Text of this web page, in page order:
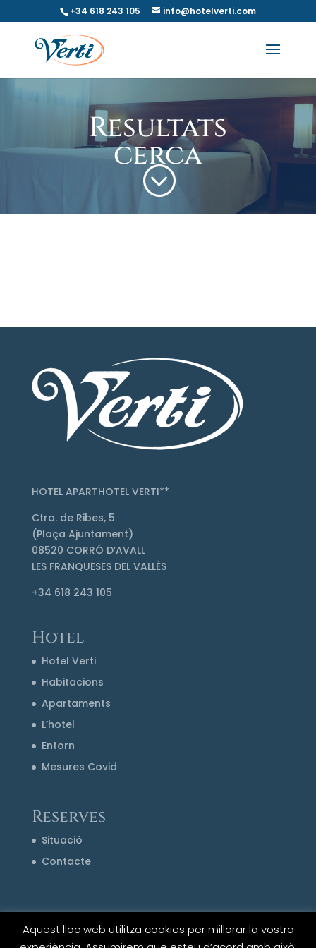
+34 618 243 105 info@hotelverti.com
Resultats
cerca
;
HOTEL APARTHOTEL VERTI**
Ctra. de Ribes, 5
(Plaça Ajuntament)
08520 CORRÓ D’AVALL
LES FRANQUESES DEL VALLÈS
+34 618 243 105
Hotel
Hotel Verti
Habitacions
Apartaments
L’hotel
Entorn
Mesures Covid
Reserves
Situació
Contacte
Aquest lloc web utilitza cookies per millorar la vostra